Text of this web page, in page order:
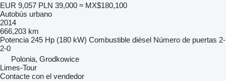
EUR 9,057 PLN 39,000 ≈ MX$180,100
Autobús urbano
2014
666,203 km
Potencia 245 Hp (180 kW) Combustible diésel Número de puertas 2-
2-0
Polonia, Grodkowice
Limes-Tour
Contacte con el vendedor